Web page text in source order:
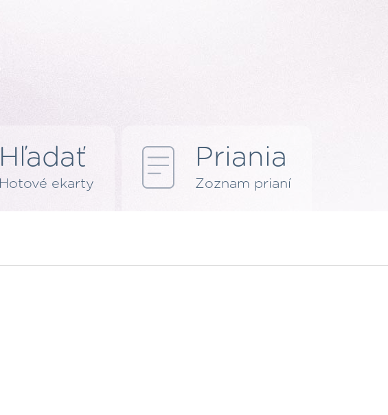
Hľadať
Hotové ekarty
Priania
Zoznam prianí